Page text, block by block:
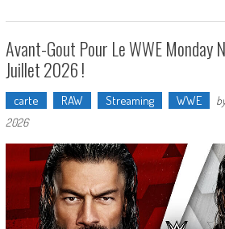
Avant-Gout Pour Le WWE Monday
Juillet 2026 !
carte RAW Streaming WWE
2026